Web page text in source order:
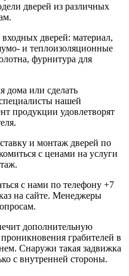
дверей из различных
дверей: материал,
и теплоизоляционные
фурнитура для
дома или сделать
нашей
продукции удовлетворят
и монтаж дверей по
с ценами на услуги
с нами по телефону +7
на сайте. Менеджеры
дополнительную
грабителей в
Снаружи такая задвижка
с внутренней стороны.